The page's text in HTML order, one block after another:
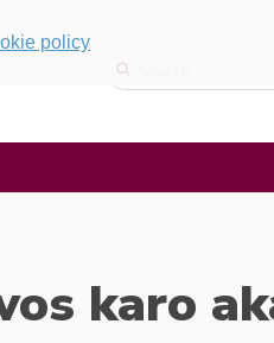
policy
karo